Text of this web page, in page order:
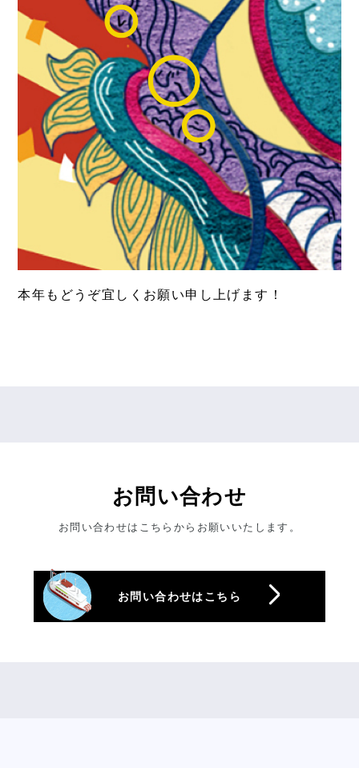
本年もどうぞ宜しくお願い申し上げます！
お問い合わせ
お問い合わせはこちらからお願いいたします。
お問い合わせはこちら